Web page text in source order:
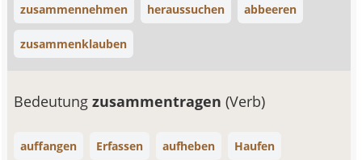
zusammennehmen heraussuchen abbeeren
zusammenklauben
Bedeutungzusammentragen(Verb)
auffangen Erfassen aufheben Haufen